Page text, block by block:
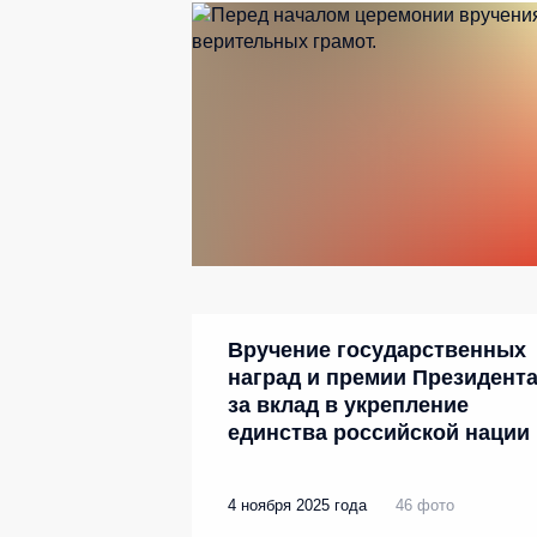
Вручение государственных
наград и премии Президента
за вклад в укрепление
единства российской нации
4 ноября 2025 года 46 фото